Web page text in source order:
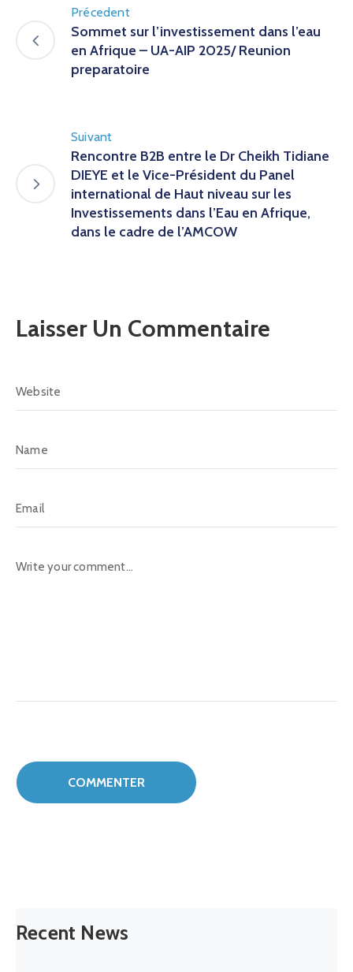
Précedent
Sommet sur l’investissement dans l’eau
en Afrique – UA-AIP 2025/ Reunion
preparatoire
Suivant
Rencontre B2B entre le Dr Cheikh Tidiane
DIEYE et le Vice-Président du Panel
international de Haut niveau sur les
Investissements dans l’Eau en Afrique,
dans le cadre de l’AMCOW
Laisser Un Commentaire
Recent News